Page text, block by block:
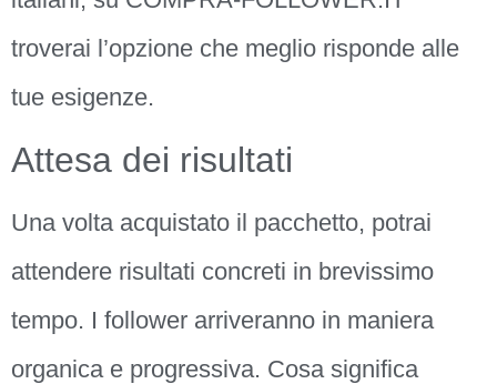
troverai l’opzione che meglio risponde alle
tue esigenze.
Attesa dei risultati
Una volta acquistato il pacchetto, potrai
attendere risultati concreti in brevissimo
tempo. I follower arriveranno in maniera
organica e progressiva. Cosa significa